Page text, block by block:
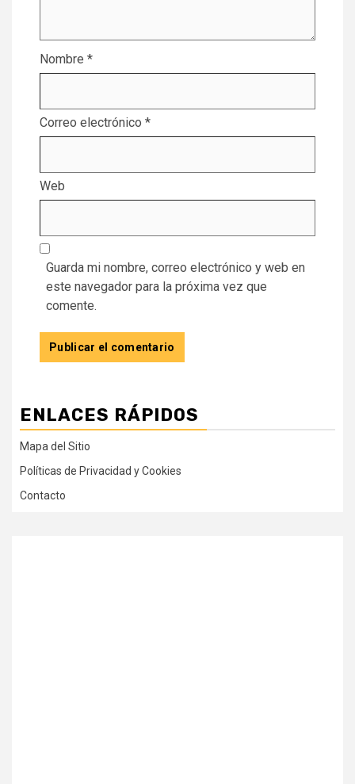
Nombre *
Correo electrónico *
Web
Guarda mi nombre, correo electrónico y web en
este navegador para la próxima vez que
comente.
ENLACES RÁPIDOS
Mapa del Sitio
Políticas de Privacidad y Cookies
Contacto